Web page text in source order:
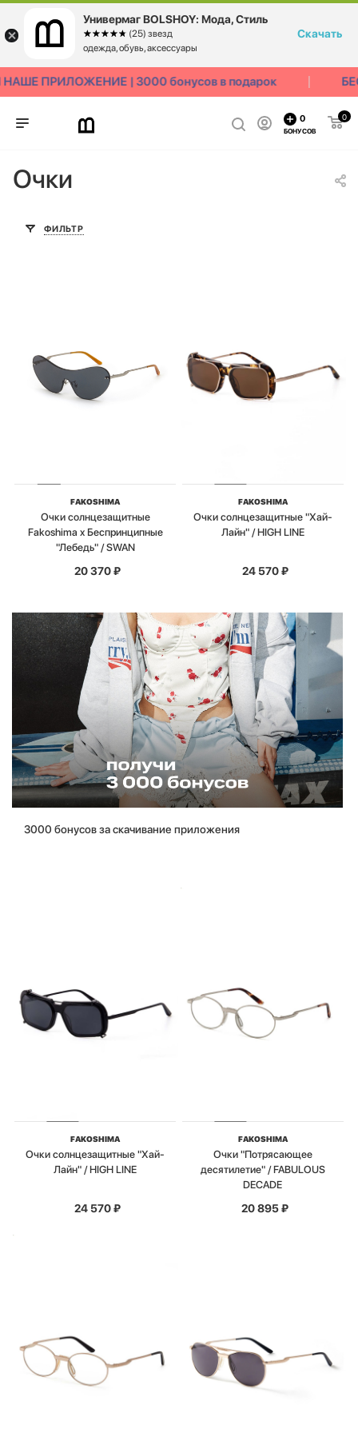
ПРИЛОЖЕНИЕ | 3000 бонусов в подарок
0
0
БОНУСОВ
Очки
ФИЛЬТР
FAKOSHIMA
Очки солнцезащитные
Fakoshima x Беспринципные
"Лебедь" / SWAN
20 370₽
FAKOSHIMA
Очки солнцезащитные "Хай-
Лайн" / HIGH LINE
24 570₽
3000 бонусов за скачивание приложения
FAKOSHIMA
Очки солнцезащитные "Хай-
Лайн" / HIGH LINE
24 570₽
FAKOSHIMA
Очки "Потрясающее
десятилетие" / FABULOUS
DECADE
20 895₽
Универмаг BOLSHOY: Мода, Стиль
☆☆☆☆☆
★★★★★ (25) звезд
одежда, обувь, аксессуары
Скачать